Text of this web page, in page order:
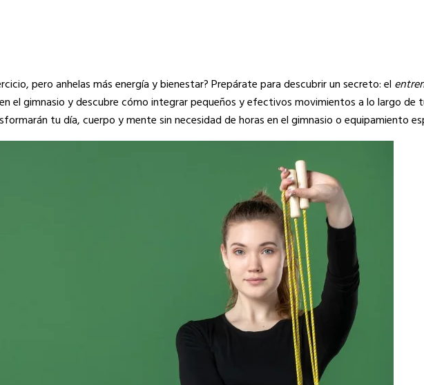
pero anhelas más energía y bienestar? Prepárate para descubrir un secreto: el
el gimnasio y descubre cómo integrar pequeños y efectivos movimientos a lo largo de
tu día, cuerpo y mente sin necesidad de horas en el gimnasio o equipamiento